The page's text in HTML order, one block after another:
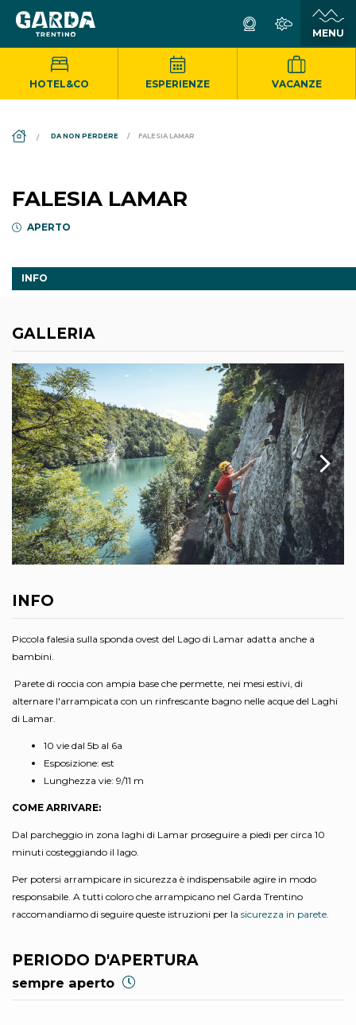
HOTEL&CO ESPERIENZE VACANZE
DA NON PERDERE FALESIA LAMAR
FALESIA LAMAR
APERTO
INFO
GALLERIA
INFO
Piccola falesia sulla sponda ovest del Lago di Lamar adatta anche a
bambini.
Parete di roccia con ampia base che permette, nei mesi estivi, di
alternare l'arrampicata con un rinfrescante bagno nelle acque del Laghi
di Lamar.
10 vie dal 5b al 6a
Esposizione: est
Lunghezza vie: 9/11 m
COME ARRIVARE:
Dal parcheggio in zona laghi di Lamar proseguire a piedi per circa 10
minuti costeggiando il lago.
Per potersi arrampicare in sicurezza è indispensabile agire in modo
responsabile. A tutti coloro che arrampicano nel Garda Trentino
raccomandiamo di seguire queste istruzioni per la sicurezza in parete
PERIODO D'APERTURA
sempre aperto